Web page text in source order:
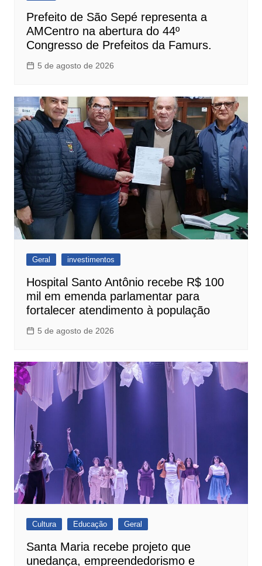
Prefeito de São Sepé representa a
AMCentro na abertura do 44º
Congresso de Prefeitos da Famurs.
5 de agosto de 2026
Geral investimentos
Hospital Santo Antônio recebe R$ 100
mil em emenda parlamentar para
fortalecer atendimento à população
5 de agosto de 2026
Cultura Educação Geral
Santa Maria recebe projeto que
unedança, empreendedorismo e